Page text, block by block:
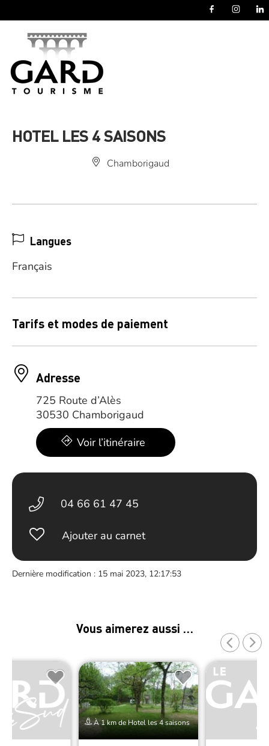
HOTEL LES 4 SAISONS
Chamborigaud
Langues
Français
Tarifs et modes de paiement
Adresse
725 Route d’Alès
30530 Chamborigaud
Voir l’itinéraire
04 66 61 47 45
Ajouter au carnet
Dernière modification : 15 mai 2023, 12:17:53
Vous aimerez aussi …
À 1 km de Hotel les 4 saisons